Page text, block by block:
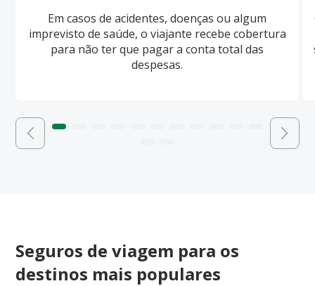
Em casos de acidentes, doenças ou algum
imprevisto de saúde, o viajante recebe cobertura
para não ter que pagar a conta total das
despesas.
Seguros de viagem para os
destinos mais populares